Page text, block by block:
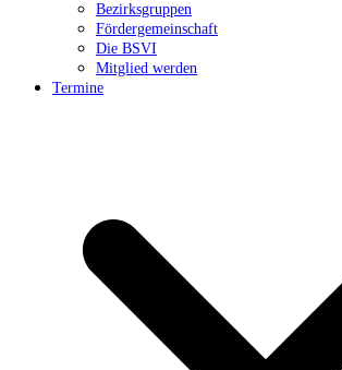
Bezirksgruppen
Fördergemeinschaft
Die BSVI
Mitglied werden
Termine